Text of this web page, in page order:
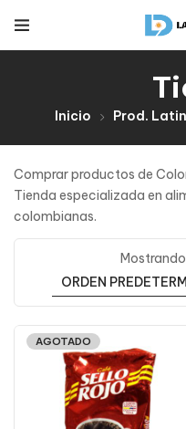
Inicio Prod.
Comprar productos de
Tienda especializada en
colombianas.
AGOTADO